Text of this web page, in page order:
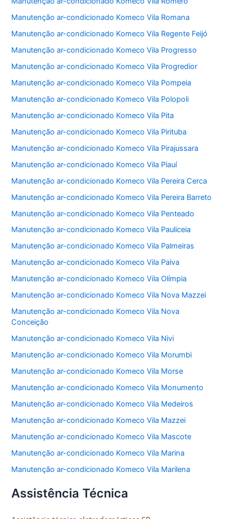
Manutenção ar-condicionado Komeco Vila Romana
Manutenção ar-condicionado Komeco Vila Regente Feijó
Manutenção ar-condicionado Komeco Vila Progresso
Manutenção ar-condicionado Komeco Vila Progredior
Manutenção ar-condicionado Komeco Vila Pompeia
Manutenção ar-condicionado Komeco Vila Polopoli
Manutenção ar-condicionado Komeco Vila Pita
Manutenção ar-condicionado Komeco Vila Pirituba
Manutenção ar-condicionado Komeco Vila Pirajussara
Manutenção ar-condicionado Komeco Vila Piauí
Manutenção ar-condicionado Komeco Vila Pereira Cerca
Manutenção ar-condicionado Komeco Vila Pereira Barreto
Manutenção ar-condicionado Komeco Vila Penteado
Manutenção ar-condicionado Komeco Vila Pauliceia
Manutenção ar-condicionado Komeco Vila Palmeiras
Manutenção ar-condicionado Komeco Vila Paiva
Manutenção ar-condicionado Komeco Vila Olímpia
Manutenção ar-condicionado Komeco Vila Nova Mazzei
Manutenção ar-condicionado Komeco Vila Nova
Conceição
Manutenção ar-condicionado Komeco Vila Nivi
Manutenção ar-condicionado Komeco Vila Morumbi
Manutenção ar-condicionado Komeco Vila Morse
Manutenção ar-condicionado Komeco Vila Monumento
Manutenção ar-condicionado Komeco Vila Medeiros
Manutenção ar-condicionado Komeco Vila Mazzei
Manutenção ar-condicionado Komeco Vila Mascote
Manutenção ar-condicionado Komeco Vila Marina
Manutenção ar-condicionado Komeco Vila Marilena
Assistência Técnica